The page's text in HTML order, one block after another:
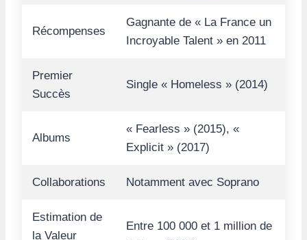
Récompenses
Gagnante de « La France un
Incroyable Talent » en 2011
Premier
Succès
Single « Homeless » (2014)
Albums
« Fearless » (2015), «
Explicit » (2017)
Collaborations Notamment avec Soprano
Estimation de
la Valeur
Entre 100 000 et 1 million de